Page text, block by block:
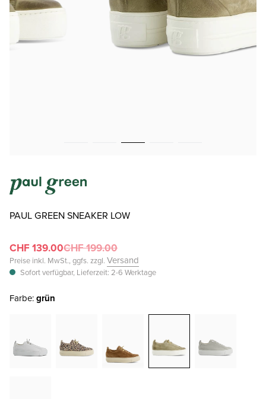
PAUL GREEN SNEAKER LOW
CHF 139.00CHF 199.00
Preise inkl. MwSt., ggfs. zzgl. Versand
Sofort verfügbar, Lieferzeit: 2-6 Werktage
Farbe:grün